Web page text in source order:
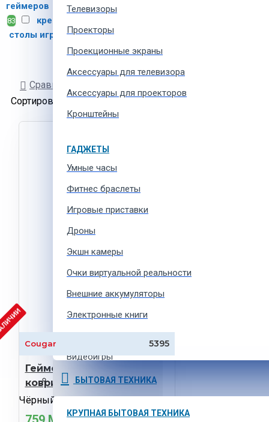
Телевизоры
Проекторы
Проекционные экраны
Aксессуары для телевизора
Аксессуары для проекторов
Кронштейны
ГАДЖЕТЫ
Умные часы
Фитнес браслеты
Игровые приставки
Дроны
Экшн камеры
Очки виртуальной реальности
Внешние аккумуляторы
Электронные книги
Брелки для телефона
Видеоигры
Ремешки для умных часов
Аксессуары для экшн-камер
БЫТОВАЯ ТЕХНИКА
КРУПНАЯ БЫТОВАЯ ТЕХНИКА
геймеров
кресла игровые
83 кресла офисные
столы игровые 3
Сравнение товаров
Сортировать:
Cougar 5395
Геймерский напольный
коврик Cougar Command
Чёрный